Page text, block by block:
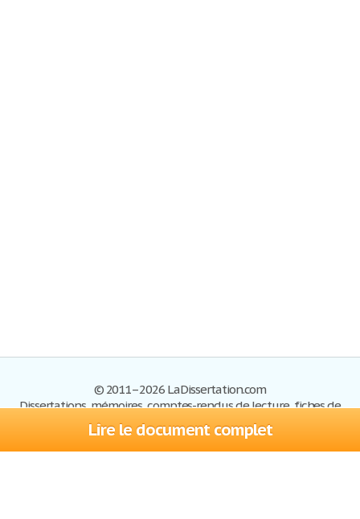
Lire le document complet
© 2011–2026 LaDissertation.com
Dissertations, mémoires, comptes-rendus de lecture, fiches de
lectures, exemples du BAC